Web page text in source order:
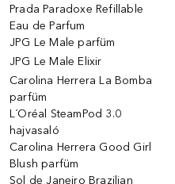
Prada Paradoxe Refillable
Eau de Parfum
JPG Le Male parfüm
JPG Le Male Elixir
Carolina Herrera La Bomba
parfüm
L´Oréal SteamPod 3.0
hajvasaló
Carolina Herrera Good Girl
Blush parfüm
Sol de Janeiro Brazilian